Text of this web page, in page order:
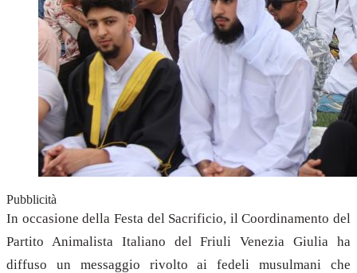
Pubblicità
In occasione della Festa del Sacrificio, il Coordinamento del
Partito Animalista Italiano del Friuli Venezia Giulia ha
diffuso un messaggio rivolto ai fedeli musulmani che